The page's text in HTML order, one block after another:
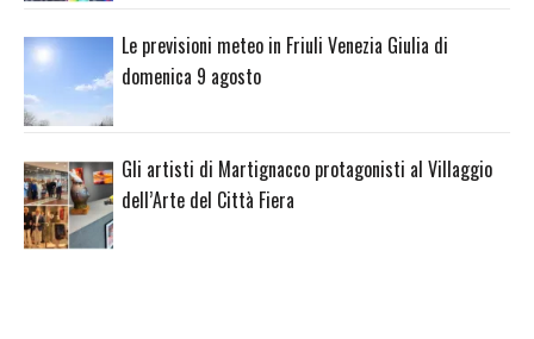
Le previsioni meteo in Friuli Venezia Giulia di
domenica 9 agosto
Gli artisti di Martignacco protagonisti al Villaggio
dell’Arte del Città Fiera